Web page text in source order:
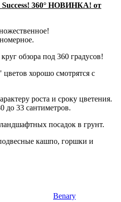
Success! 360° НОВИНКА! от
обзора под 360 градусов!
хорошо смотрятся с
роста и сроку цветения.
до 33 сантиметров.
посадок в грунт.
кашпо, горшки и
Benary